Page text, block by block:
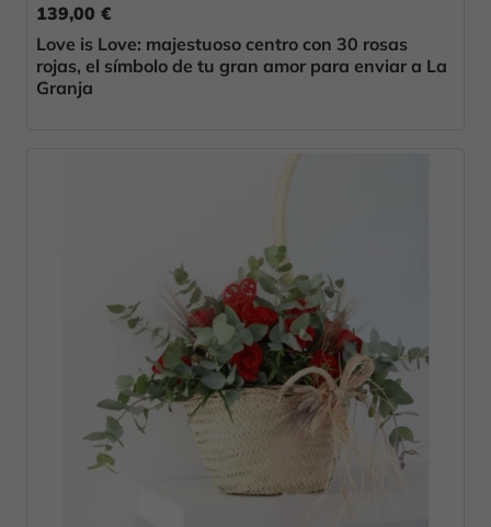
139,00 €
Love is Love: majestuoso centro con 30 rosas
rojas, el símbolo de tu gran amor para enviar a La
Granja